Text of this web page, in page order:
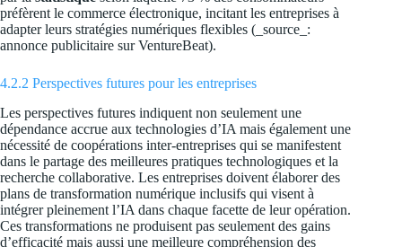
préfèrent le commerce électronique, incitant les entreprises à
adapter leurs stratégies numériques flexibles (_source_:
annonce publicitaire sur VentureBeat).
4.2.2 Perspectives futures pour les entreprises
Les perspectives futures indiquent non seulement une
dépendance accrue aux technologies d’IA mais également une
nécessité de coopérations inter-entreprises qui se manifestent
dans le partage des meilleures pratiques technologiques et la
recherche collaborative. Les entreprises doivent élaborer des
plans de transformation numérique inclusifs qui visent à
intégrer pleinement l’IA dans chaque facette de leur opération.
Ces transformations ne produisent pas seulement des gains
d’efficacité mais aussi une meilleure compréhension des